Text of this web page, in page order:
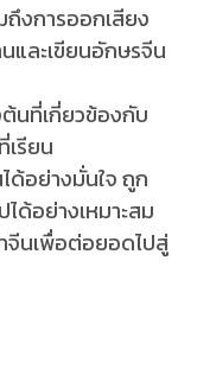
ถึงการออกเสียง
และเขียนอักษรจีน
ต้นที่เกี่ยวข้องกับ
เรียน
ด้อย่างมั่นใจ ถูก
ด้อย่างเหมาะสม
จีนเพื่อต่อยอดไปสู่